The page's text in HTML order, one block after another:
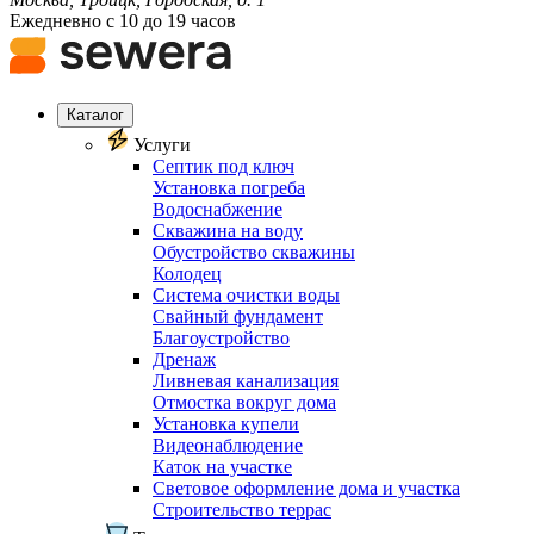
Ежедневно с 10 до 19 часов
Каталог
Услуги
Септик под ключ
Установка погреба
Водоснабжение
Скважина на воду
Обустройство скважины
Колодец
Система очистки воды
Свайный фундамент
Благоустройство
Дренаж
Ливневая канализация
Отмостка вокруг дома
Установка купели
Видеонаблюдение
Каток на участке
Световое оформление дома и участка
Строительство террас